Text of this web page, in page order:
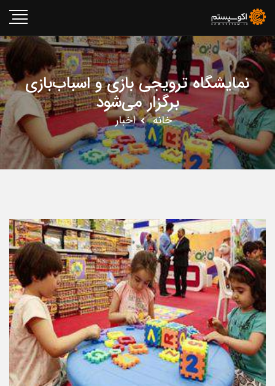
نمایشگاه ترویجی بازی و اسباب‌بازی
برگزار می‌شود
خانه اخبار